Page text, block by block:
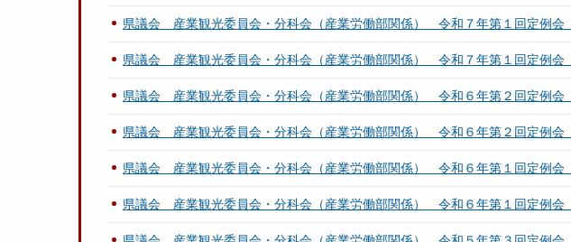
県議会 産業観光委員会・分科会（産業労働部関係） 令和７年第１回定例
県議会 産業観光委員会・分科会（産業労働部関係） 令和７年第１回定例
県議会 産業観光委員会・分科会（産業労働部関係） 令和６年第２回定例
県議会 産業観光委員会・分科会（産業労働部関係） 令和６年第２回定例
県議会 産業観光委員会・分科会（産業労働部関係） 令和６年第１回定例
県議会 産業観光委員会・分科会（産業労働部関係） 令和６年第１回定例